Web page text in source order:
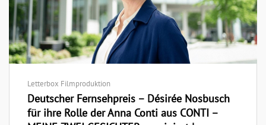
Letterbox Filmproduktion
Deutscher Fernsehpreis – Désirée Nosbusch
für ihre Rolle der Anna Conti aus CONTI –